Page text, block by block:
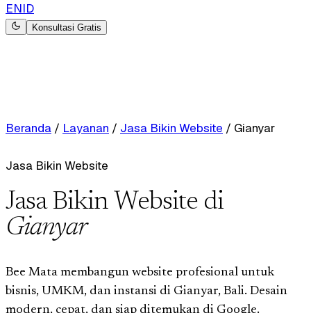
ENID
Konsultasi Gratis
Beranda / Layanan / Jasa Bikin Website / Gianyar
Jasa Bikin Website
Jasa Bikin Website di
Gianyar
Bee Mata membangun website profesional untuk
bisnis, UMKM, dan instansi di Gianyar, Bali. Desain
modern, cepat, dan siap ditemukan di Google.